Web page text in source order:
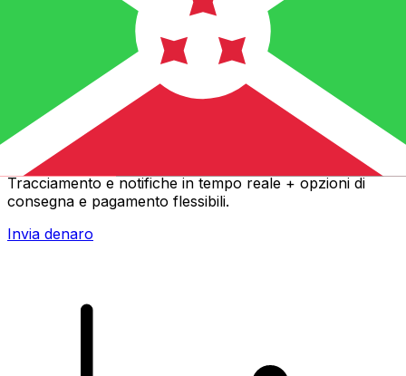
Trasferimenti di denaro internazionali Xe
Invia denaro online in modo facile, veloce e sicuro.
Tracciamento e notifiche in tempo reale + opzioni di
consegna e pagamento flessibili.
Invia denaro